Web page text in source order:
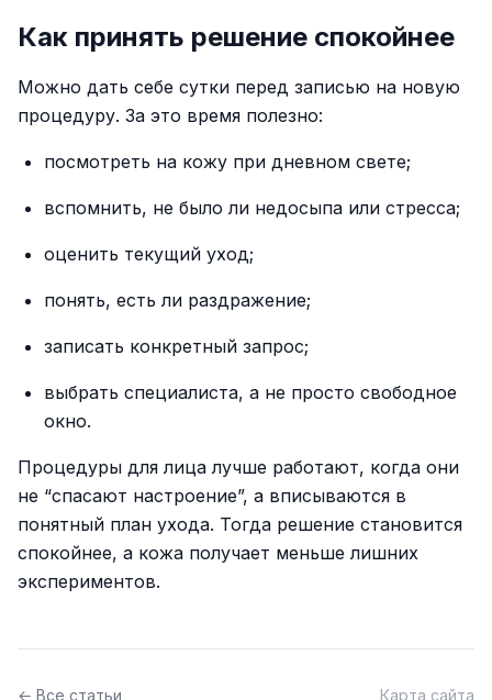
Как принять решение спокойнее
Можно дать себе сутки перед записью на новую
процедуру. За это время полезно:
посмотреть на кожу при дневном свете;
вспомнить, не было ли недосыпа или стресса;
оценить текущий уход;
понять, есть ли раздражение;
записать конкретный запрос;
выбрать специалиста, а не просто свободное
окно.
Процедуры для лица лучше работают, когда они
не “спасают настроение”, а вписываются в
понятный план ухода. Тогда решение становится
спокойнее, а кожа получает меньше лишних
экспериментов.
← Все статьи Карта сайта